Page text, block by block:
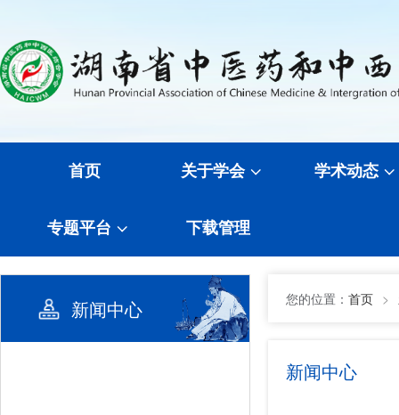
首页 关于学会 学术动态
专题平台 下载管理
新闻中心 您的位置： 首页 >
新闻中心